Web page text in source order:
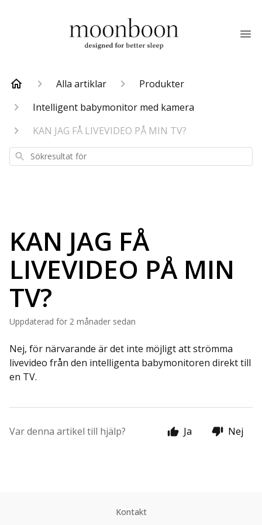
Alla artiklar
Produkter
Intelligent babymonitor med kamera
KAN JAG FÅ LIVEVIDEO PÅ MIN TV?
Sökresultat
för
KAN JAG FÅ
LIVEVIDEO PÅ MIN
TV?
Uppdaterad för 2 månader sedan
Nej, för närvarande är det inte möjligt att strömma
livevideo från den intelligenta babymonitoren direkt till
en TV.
Var denna artikel till hjälp? Ja Nej
Kontakt